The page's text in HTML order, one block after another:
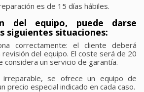
es de 15 días hábiles.
del equipo, puede darse
siguientes situaciones:
correctamente: el cliente deberá
del equipo. El coste será de 20
considera un servicio de garantía.
se ofrece un equipo de
precio especial indicado en cada caso.